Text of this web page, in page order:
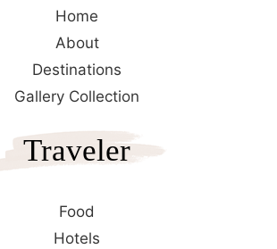
Home
About
Destinations
Gallery Collection
Traveler
Food
Hotels